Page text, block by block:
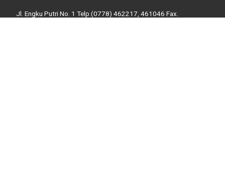
Jl. Engku Putri No. 1 Telp.(0778) 462217, 461046 Fax.